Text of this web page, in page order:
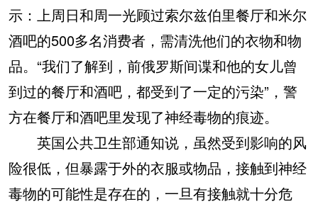
示：上周日和周一光顾过索尔兹伯里餐厅和米尔
酒吧的500多名消费者，需清洗他们的衣物和物
品。“我们了解到，前俄罗斯间谍和他的女儿曾
到过的餐厅和酒吧，都受到了一定的污染”，警
方在餐厅和酒吧里发现了神经毒物的痕迹。
英国公共卫生部通知说，虽然受到影响的风
险很低，但暴露于外的衣服或物品，接触到神经
毒物的可能性是存在的，一旦有接触就十分危